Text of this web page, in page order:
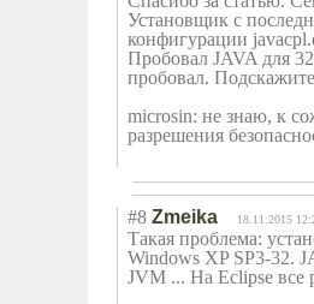
Установщик с
конфигурации
Пробовал JAVA для
пробовал.
microsin: не знаю, к
разрешения
#8 Zmeika 18.11.2015
Такая проблема:
Windows XP SP3-32.
JVM ... На Eclipse все